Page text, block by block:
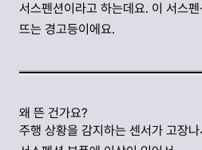
서스펜션이라고 하는데요. 이 서스
뜨는 경고등이에요.
왜 뜬 건가요?
주행 상황을 감지하는 센서가 고장나